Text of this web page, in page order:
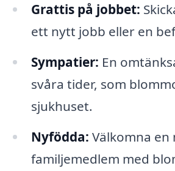
Grattis på jobbet:
ett nytt jobb eller en
Sympatier: En
svåra tider, som
sjukhuset.
Nyfödda: Välkomna en
familjemedlem med